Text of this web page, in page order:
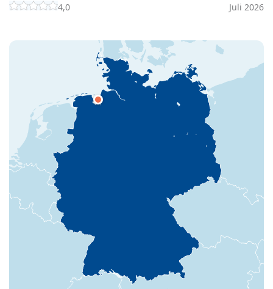
4,0 Juli 2026